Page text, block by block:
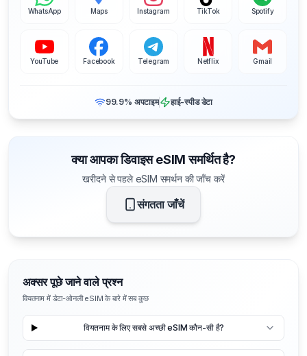
WhatsApp Maps Instagram TikTok Spotify
YouTube Facebook Telegram Netflix Gmail
99.9% अपटाइम हाई-स्पीड डेटा
क्या आपका डिवाइस eSIM समर्थित है?
खरीदने से पहले eSIM समर्थन की जाँच करें
संगतता जाँचें
अक्सर पूछे जाने वाले प्रश्न
वियतनाम में डेटा-ओनली eSIM के बारे में सब कुछ
वियतनाम के लिए सबसे अच्छी eSIM कौन-सी है?